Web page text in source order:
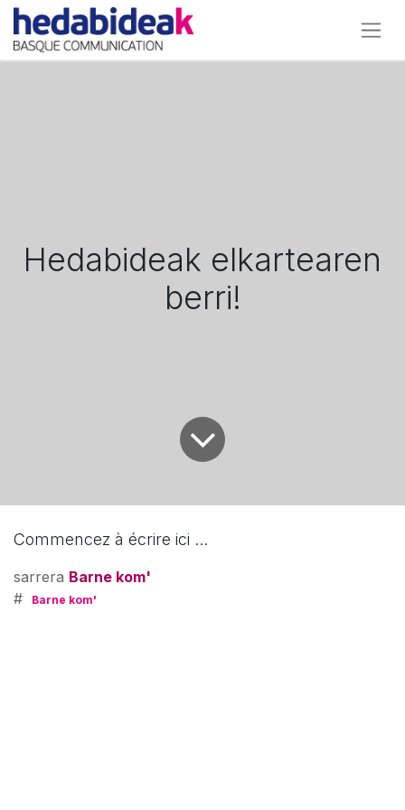
Hedabideak elkartearen
berri!
Commencez à écrire ici ...
sarrera Barne kom'
#
Barne kom'